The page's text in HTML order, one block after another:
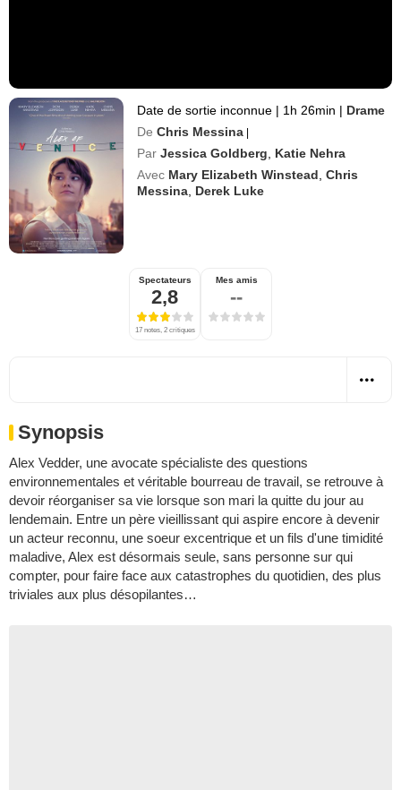
Date de sortie inconnue | 1h 26min | Drame
De Chris Messina |
Par Jessica Goldberg
Katie Nehra
Avec Mary Elizabeth Winstead ,Chris
Messina Derek Luke
Spectateurs
2,8
17 notes, 2 critiques
Mes amis
--
Synopsis
Alex Vedder, une avocate spécialiste des questions
environnementales et véritable bourreau de travail, se retrouve à
devoir réorganiser sa vie lorsque son mari la quitte du jour au
lendemain. Entre un père vieillissant qui aspire encore à devenir
un acteur reconnu, une soeur excentrique et un fils d'une timidité
maladive, Alex est désormais seule, sans personne sur qui
compter, pour faire face aux catastrophes du quotidien, des plus
triviales aux plus désopilantes…